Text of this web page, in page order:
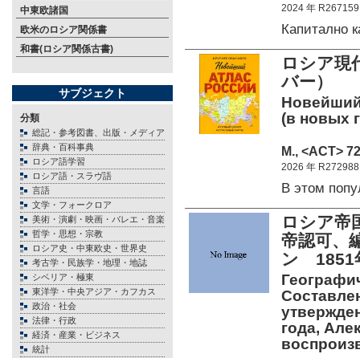
中東欧諸国
欧米のロシア関係書
和書(ロシア関係古書)
サブジェクト
分類
総記・参考図書、出版・メディア
辞典・百科事典
ロシア語学習
ロシア語・スラヴ語
言語
文学・フォークロア
美術・演劇・映画・バレエ・音楽
哲学・思想・宗教
ロシア史・中東欧史・世界史
考古学・民族学・地理・地誌
シベリア・極東
東洋学・中央アジア・カフカス
政治・社会
法律・行政
経済・産業・ビジネス
統計
2024 年 R267159
Капитално
ロシア現
バー）
(в новых
М., <АСТ>
2026 年 R272988
В этом
ロシア
帝認可、
ン 1851
года,